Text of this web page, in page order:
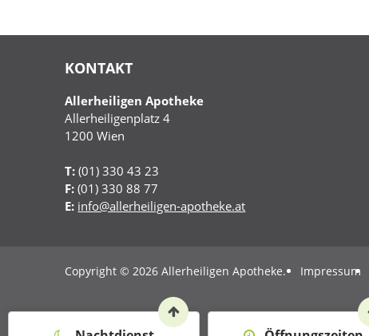
KONTAKT
Allerheiligen Apotheke
Allerheiligenplatz 4
1200 Wien
T: (01) 330 43 23
F: (01) 330 88 77
E: info@allerheiligen-apotheke.at
Copyright © 2026 Allerheiligen Apotheke. Impressum